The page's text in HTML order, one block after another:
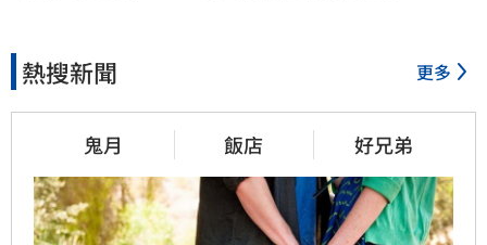
熱搜新聞 更多
鬼月 飯店 好兄弟